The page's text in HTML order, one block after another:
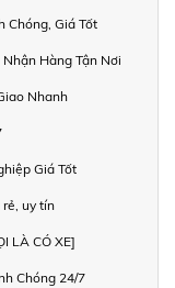
Chóng, Giá Tốt
Nhận Hàng Tận Nơi
Nhanh
Giá Tốt
uy tín
LÀ CÓ XE]
Chóng 24/7